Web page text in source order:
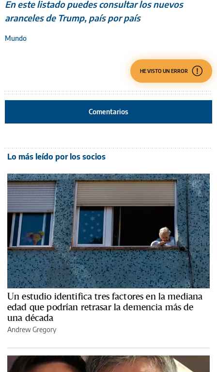
En este listado puedes consultar los nuevos
aranceles de Trump, país por país
Mundo
HE VISTO UN ERROR
Comentarios
Lo más leído por los socios
Un estudio identifica tres factores en la mediana
edad que podrían retrasar la demencia más de
una década
Andrew Gregory